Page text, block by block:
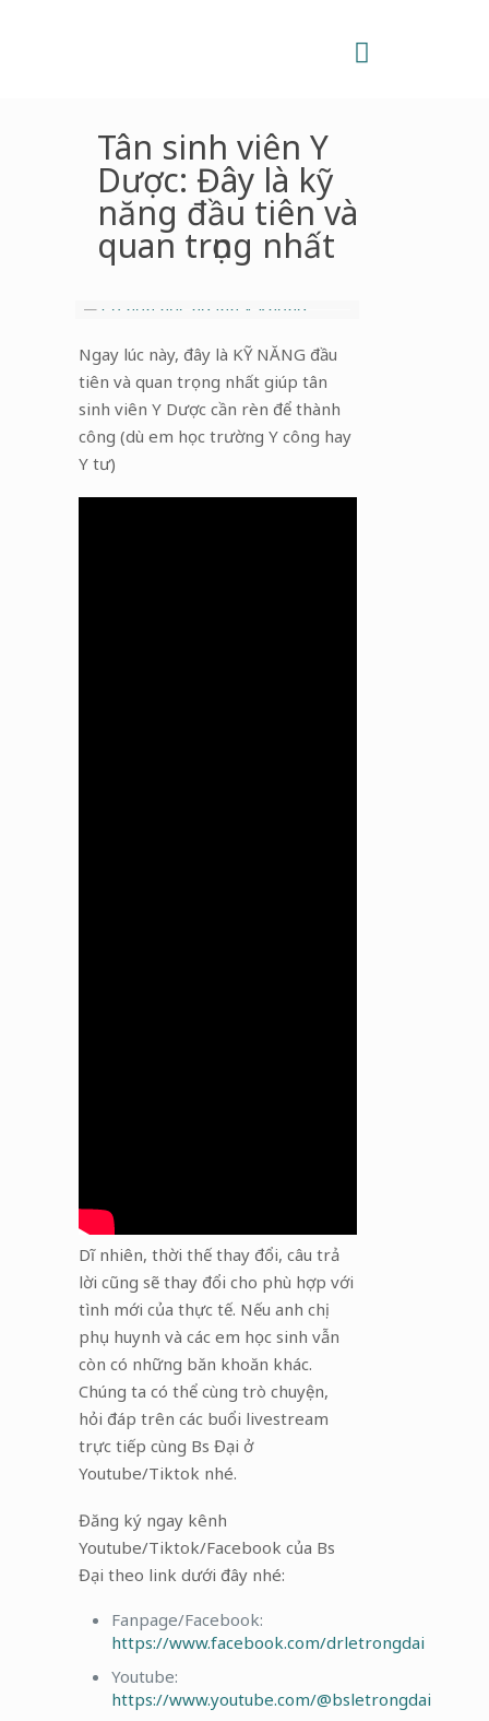
Tân sinh viên Y
Dược: Đây là kỹ
năng đầu tiên và
quan trọng nhất
Ngay lúc này, đây là KỸ NĂNG đầu
tiên và quan trọng nhất giúp tân
sinh viên Y Dược cần rèn để thành
công (dù em học trường Y công hay
Y tư)
Dĩ nhiên, thời thế thay đổi, câu trả
lời cũng sẽ thay đổi cho phù hợp với
tình mới của thực tế. Nếu anh chị
phụ huynh và các em học sinh vẫn
còn có những băn khoăn khác.
Chúng ta có thể cùng trò chuyện,
hỏi đáp trên các buổi livestream
trực tiếp cùng Bs Đại ở
Youtube/Tiktok nhé.
Đăng ký ngay kênh
Youtube/Tiktok/Facebook của Bs
Đại theo link dưới đây nhé:
Fanpage/Facebook:
https://www.facebook.com/drletrongdai
Youtube:
https://www.youtube.com/@bsletrongdai